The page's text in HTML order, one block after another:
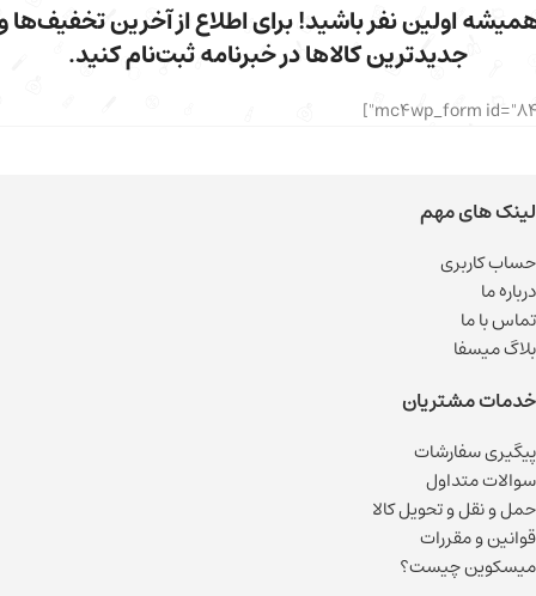
اولین نفر باشید! برای اطلاع از آخرین تخفیف‌ها
جدیدترین کالاها در خبرنامه ثبت‌نام کنید.
لینک های مهم
حساب کاربری
درباره ما
تماس با ما
بلاگ میسفا
خدمات مشتریان
پیگیری سفارشات
سوالات متداول
حمل و نقل و تحویل کالا
قوانین و مقررات
میسکوین چیست؟